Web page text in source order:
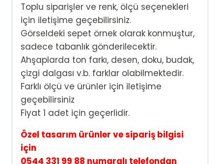
Toplu siparişler ve renk, ölçü seçenekleri
için iletişime geçebilirsiniz.
Görseldeki sepet örnek olarak konmuştur,
sadece tabanlık gönderilecektir.
Ahşaplarda ton farkı, desen, doku, budak,
çizgi dalgası v.b. farklar olabilmektedir.
Farklı ölçü ve ürünler için iletişime
geçebilirsiniz
Fiyat 1 adet için geçerlidir.
Özel tasarım ürünler ve sipariş bilgisi
için
0544 331 99 88 numaralı telefondan